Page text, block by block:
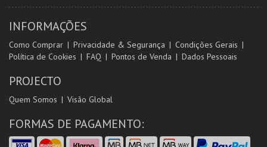
INFORMAÇÕES
Como Comprar Privacidade & Segurança
Condições Gerais
Política de Cookies
FAQ Pontos de Venda Dados Pessoais
PROJECTO
Quem Somos Visão Global
FORMAS DE PAGAMENTO: